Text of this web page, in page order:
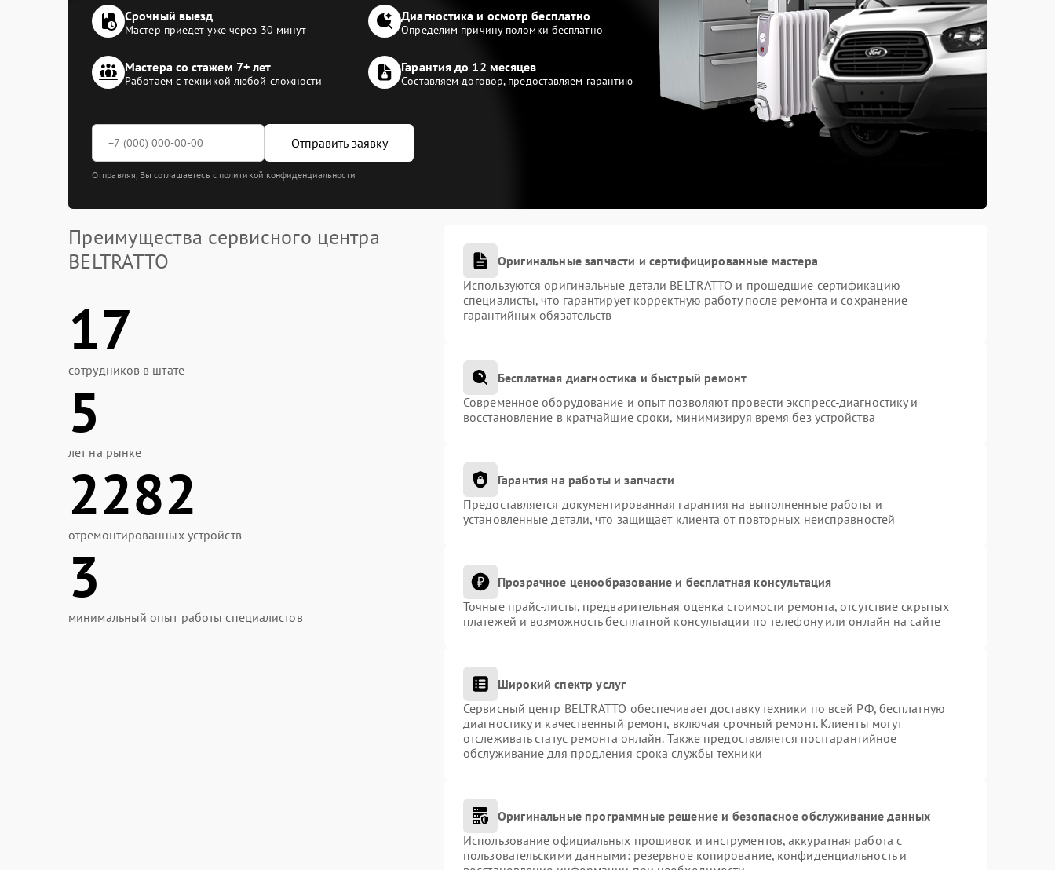
Срочный выезд
Мастер приедет уже через 30 минут
Диагностика и осмотр бесплатно
Определим причину поломки бесплатно
Мастера со стажем 7+ лет
Работаем с техникой любой сложности
Гарантия до 12 месяцев
Составляем договор, предоставляем гарантию
Отправить заявку
Отправляя, Вы соглашаетесь с политикой конфиденциальности
Преимущества сервисного центра
BELTRATTO
17
сотрудников в штате
5
лет на рынке
2282
отремонтированных устройств
3
минимальный опыт работы специалистов
Оригинальные запчасти и сертифицированные мастера
Используются оригинальные детали BELTRATTO и прошедшие сертификацию
специалисты, что гарантирует корректную работу после ремонта и сохранение
гарантийных обязательств
Бесплатная диагностика и быстрый ремонт
Современное оборудование и опыт позволяют провести экспресс-диагностику и
восстановление в кратчайшие сроки, минимизируя время без устройства
Гарантия на работы и запчасти
Предоставляется документированная гарантия на выполненные работы и
установленные детали, что защищает клиента от повторных неисправностей
Прозрачное ценообразование и бесплатная консультация
Точные прайс-листы, предварительная оценка стоимости ремонта, отсутствие скрытых
платежей и возможность бесплатной консультации по телефону или онлайн на сайте
Широкий спектр услуг
Сервисный центр BELTRATTO обеспечивает доставку техники по всей РФ, бесплатную
диагностику и качественный ремонт, включая срочный ремонт. Клиенты могут
отслеживать статус ремонта онлайн. Также предоставляется постгарантийное
обслуживание для продления срока службы техники
Оригинальные программные решение и безопасное обслуживание данных
Использование официальных прошивок и инструментов, аккуратная работа с
пользовательскими данными: резервное копирование, конфиденциальность и